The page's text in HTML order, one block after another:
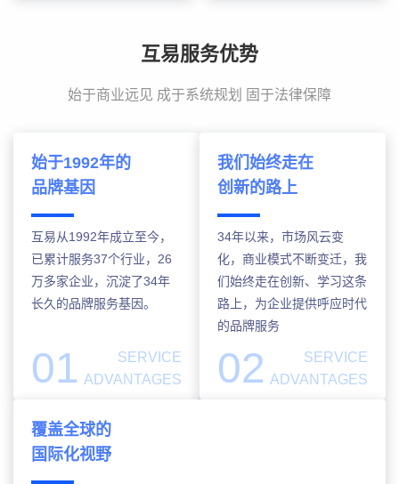
互易服务优势
始于商业远见 成于系统规划 固于法律保障
始于1992年的
品牌基因
互易从1992年成立至今，
已累计服务37个行业，26
万多家企业，沉淀了34年
长久的品牌服务基因。
01
SERVICE
ADVANTAGES
我们始终走在
创新的路上
34年以来，市场风云变
化，商业模式不断变迁，我
们始终走在创新、学习这条
路上，为企业提供呼应时代
的品牌服务
02
SERVICE
ADVANTAGES
覆盖全球的
国际化视野